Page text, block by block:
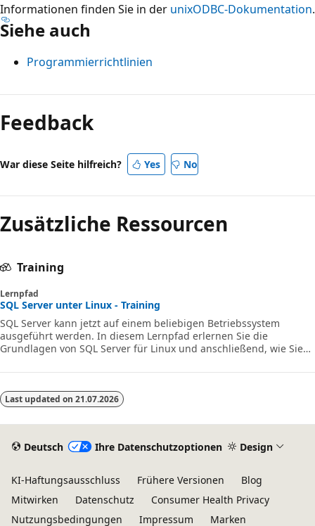
Informationen finden Sie in der unixODBC-Dokumentation.
Siehe auch
Programmierrichtlinien
Feedback
War diese Seite hilfreich? Yes No
Zusätzliche Ressourcen
Training
Lernpfad
SQL Server unter Linux - Training
SQL Server kann jetzt auf einem beliebigen Betriebssystem
ausgeführt werden. In diesem Lernpfad erlernen Sie die
Grundlagen von SQL Server für Linux und anschließend, wie Sie
Linux bereitstellen. Danach erfahren Sie, wie Sie Ihre
Last updated on 21.07.2026
Deutsch Ihre Datenschutzoptionen Design
KI-Haftungsausschluss Frühere Versionen
Blog
Mitwirken
Datenschutz
Consumer Health Privacy
Nutzungsbedingungen
Impressum Marken